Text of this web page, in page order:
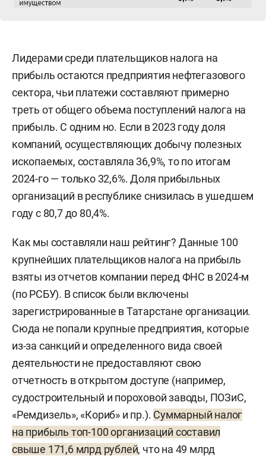
Лидерами среди плательщиков налога на
прибыль остаются предприятия нефтегазового
сектора, чьи платежи составляют примерно
треть от общего объема поступлений налога на
прибыль. С одним но. Если в 2023 году доля
компаний, осуществляющих добычу полезных
ископаемых, составляла 36,9%, то по итогам
2024-го — только 32,6%. Доля прибыльных
организаций в республике снизилась в ушедшем
году с 80,7 до 80,4%.
Как мы составляли наш рейтинг? Данные 100
крупнейших плательщиков налога на прибыль
взяты из отчетов компании перед ФНС в 2024-м
(по РСБУ). В список были включены
зарегистрированные в Татарстане организации.
Сюда не попали крупные предприятия, которые
из-за санкций и определенного вида своей
деятельности не предоставляют свою
отчетность в открытом доступе (например,
судостроительный и пороховой заводы, ПОЗиС,
«Ремдизель», «Кориб» и пр.). Суммарный налог
на прибыль топ-100 организаций составил
свыше 171,6 млрд рублей, что на 49 млрд